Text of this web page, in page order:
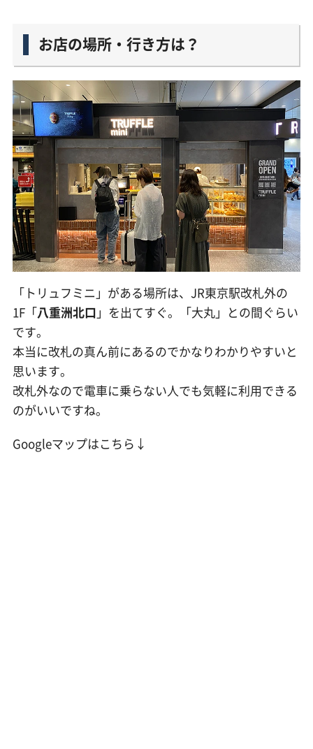
お店の場所・行き方は？
「トリュフミニ」がある場所は、JR東京駅改札外の
1F「八重洲北口 」を出てすぐ。「大丸」との間ぐらい
です。
本当に改札の真ん前にあるのでかなりわかりやすいと
思います。
改札外なので電車に乗らない人でも気軽に利用できる
のがいいですね。
Googleマップはこちら↓